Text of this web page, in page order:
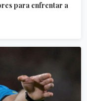
para enfrentar a